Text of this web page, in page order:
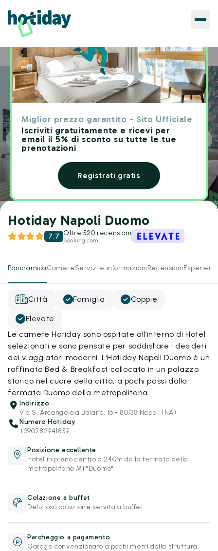
Miglior prezzo garantito - Sito Ufficiale
Iscriviti gratuitamente e ricevi per
email il 5% di sconto su tutte le tue
prenotazioni
Registrati gratis
Home Hotels Hotiday Napoli Duomo
Hotiday Napoli Duomo
7.7 Oltre 520 recensioni
Booking.com
PanoramicaCamereServizi e informazioniRecensioni
Città Famiglia Coppie
Elevate
Le camere Hotiday sono ospitate all’interno di Hotel
selezionati e sono pensate per soddisfare i desideri
dei viaggiatori moderni. L’Hotiday Napoli Duomo è un
raffinato Bed & Breakfast collocato in un palazzo
storico nel cuore della città, a pochi passi dalla
fermata Duomo della metropolitana.
Indirizzo
Via S. Arcangelo a Baiano, 16 - 80138 Napoli (NA)
Numero Hotiday
+390282941859
Posizione eccellente
Hotel in pieno centro a 240m dalla fermata della
metropolitana M1 "Duomo".
Colazione a buffet
Deliziosa colazione servita a buffet
Parcheggio a pagamento
Garage convenzionato a pochi metri dalla struttura,